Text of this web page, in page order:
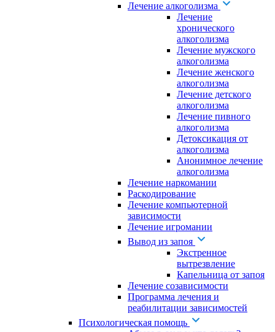
Лечение алкоголизма
Лечение
хронического
алкоголизма
Лечение мужского
алкоголизма
Лечение женского
алкоголизма
Лечение детского
алкоголизма
Лечение пивного
алкоголизма
Детоксикация от
алкоголизма
Анонимное лечение
алкоголизма
Лечение наркомании
Раскодирование
Лечение компьютерной
зависимости
Лечение игромании
Вывод из запоя
Экстренное
вытрезвление
Капельница от запоя
Лечение созависимости
Программа лечения и
реабилитации зависимостей
Психологическая помощь